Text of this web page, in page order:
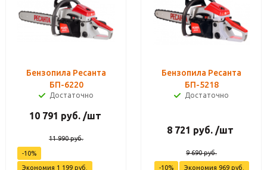
Бензопила Ресанта
БП-6220
Достаточно
10 791 руб. /шт
11 990руб.
-10%
Экономия 1 199 руб.
Бензопила Ресанта
БП-5218
Достаточно
8 721 руб. /шт
9 690руб.
-10% Экономия 969руб.